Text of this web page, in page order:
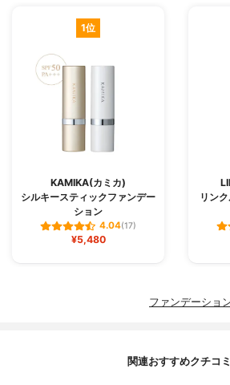
1位
KAMIKA(カミカ)
シルキースティックファンデー
ション
4.04(17)
¥5,480
リン
ファンデーショ
関連おすすめクチコミ